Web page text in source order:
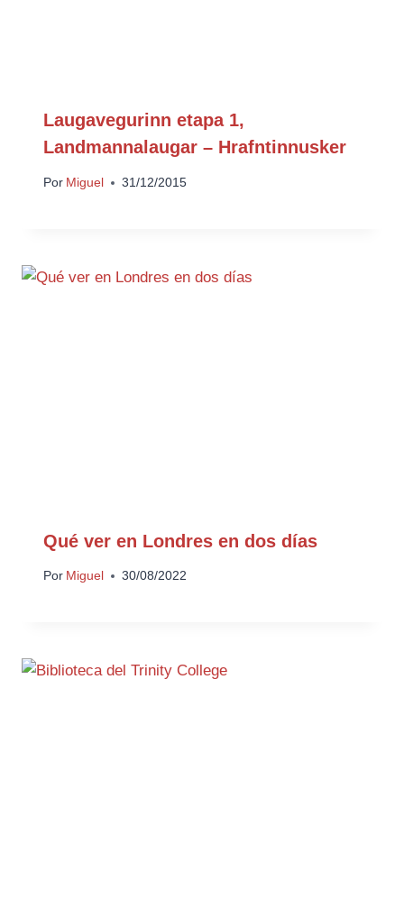
Laugavegurinn etapa 1,
Landmannalaugar – Hrafntinnusker
Por Miguel 31/12/2015
Qué ver en Londres en dos días
Por Miguel 30/08/2022